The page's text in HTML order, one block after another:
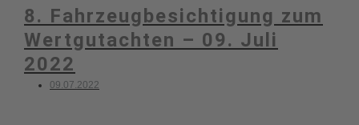
8. Fahrzeugbesichtigung zum
Wertgutachten – 09. Juli
2022
09.07.2022